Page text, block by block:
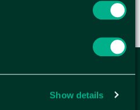
Show details
WELLAGRETS